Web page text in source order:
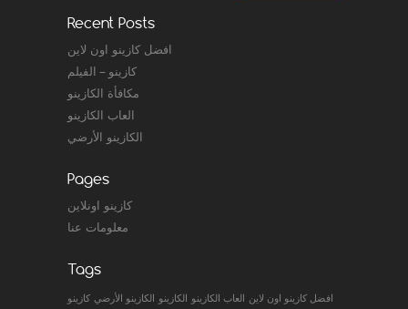
Recent Posts
افضل كازينو اون لاين
كازينو – الفيلم
مكافأة الكازينو
العاب الكازينو
الكازينو الأرضي
Pages
كازينو اونلاين
معلومات عنا
Tags
افضل كازينو اون لاين العاب الكازينو الكازينو الكازينو الأرضي كازينو